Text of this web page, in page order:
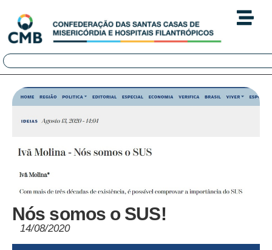
Nós somos o SUS!
14/08/2020